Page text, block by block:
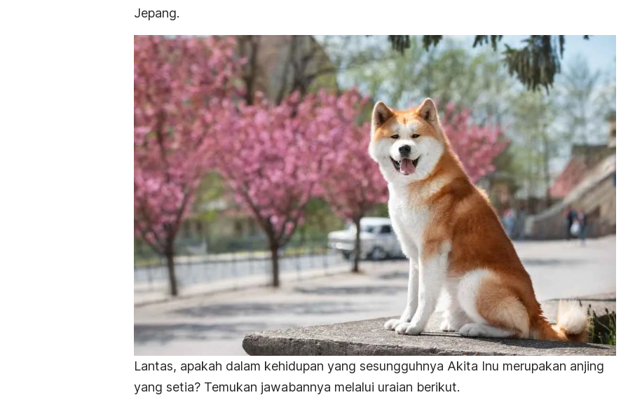
Jepang.
Lantas, apakah dalam kehidupan yang sesungguhnya Akita Inu merupakan anjing
yang setia? Temukan jawabannya melalui uraian berikut.